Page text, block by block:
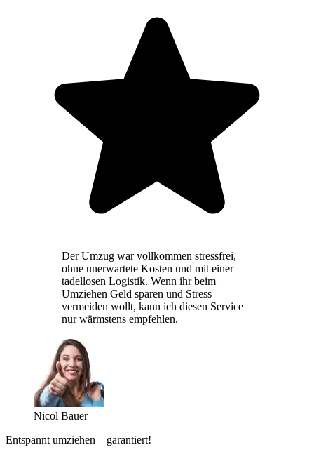
Der Umzug war vollkommen stressfrei,
ohne unerwartete Kosten und mit einer
tadellosen Logistik. Wenn ihr beim
Umziehen Geld sparen und Stress
vermeiden wollt, kann ich diesen Service
nur wärmstens empfehlen.
Nicol Bauer
Entspannt umziehen – garantiert!